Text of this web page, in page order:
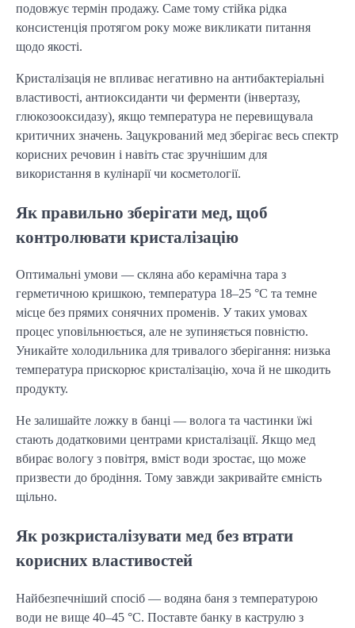
подовжує термін продажу. Саме тому стійка рідка
консистенція протягом року може викликати питання
щодо якості.
Кристалізація не впливає негативно на антибактеріальні
властивості, антиоксиданти чи ферменти (інвертазу,
глюкозооксидазу), якщо температура не перевищувала
критичних значень. Зацукрований мед зберігає весь спектр
корисних речовин і навіть стає зручнішим для
використання в кулінарії чи косметології.
Як правильно зберігати мед, щоб
контролювати кристалізацію
Оптимальні умови — скляна або керамічна тара з
герметичною кришкою, температура 18–25 °C та темне
місце без прямих сонячних променів. У таких умовах
процес уповільнюється, але не зупиняється повністю.
Уникайте холодильника для тривалого зберігання: низька
температура прискорює кристалізацію, хоча й не шкодить
продукту.
Не залишайте ложку в банці — волога та частинки їжі
стають додатковими центрами кристалізації. Якщо мед
вбирає вологу з повітря, вміст води зростає, що може
призвести до бродіння. Тому завжди закривайте ємність
щільно.
Як розкристалізувати мед без втрати
корисних властивостей
Найбезпечніший спосіб — водяна баня з температурою
води не вище 40–45 °C. Поставте банку в каструлю з